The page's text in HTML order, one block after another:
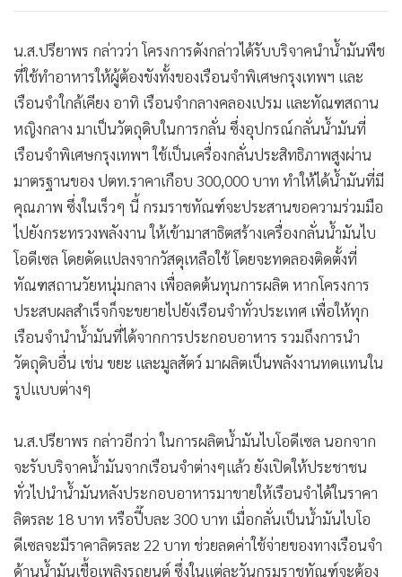
น.ส.ปรียาพร กล่าวว่า โครงการดังกล่าวได้รับบริจาคนำน้ำมันพืช
ที่ใช้ทำอาหารให้ผู้ต้องขังทั้งของเรือนจำพิเศษกรุงเทพฯ และ
เรือนจำใกล้เคียง อาทิ เรือนจำกลางคลองเปรม และทัณฑสถาน
หญิงกลาง มาเป็นวัตถุดิบในการกลั่น ซึ่งอุปกรณ์กลั่นน้ำมันที่
เรือนจำพิเศษกรุงเทพฯ ใช้เป็นเครื่องกลั่นประสิทธิภาพสูงผ่าน
มาตรฐานของ ปตท.ราคาเกือบ 300,000 บาท ทำให้ได้น้ำมันที่มี
คุณภาพ ซึ่งในเร็วๆ นี้ กรมราชทัณฑ์จะประสานขอความร่วมมือ
ไปยังกระทรวงพลังงาน ให้เข้ามาสาธิตสร้างเครื่องกลั่นน้ำมันไบ
โอดีเซล โดยดัดแปลงจากวัสดุเหลือใช้ โดยจะทดลองติดตั้งที่
ทัณฑสถานวัยหนุ่มกลาง เพื่อลดต้นทุนการผลิต หากโครงการ
ประสบผลสำเร็จก็จะขยายไปยังเรือนจำทั่วประเทศ เพื่อให้ทุก
เรือนจำนำน้ำมันที่ได้จากการประกอบอาหาร รวมถึงการนำ
วัตถุดิบอื่น เช่น ขยะ และมูลสัตว์ มาผลิตเป็นพลังงานทดแทนใน
รูปแบบต่างๆ
น.ส.ปรียาพร กล่าวอีกว่า ในการผลิตน้ำมันไบโอดีเซล นอกจาก
จะรับบริจาคน้ำมันจากเรือนจำต่างๆแล้ว ยังเปิดให้ประชาชน
ทั่วไปนำน้ำมันหลังประกอบอาหารมาขายให้เรือนจำได้ในราคา
ลิตรละ 18 บาท หรือปี๊บละ 300 บาท เมื่อกลั่นเป็นน้ำมันไบโอ
ดีเซลจะมีราคาลิตรละ 22 บาท ช่วยลดค่าใช้จ่ายของทางเรือนจำ
ด้านน้ำมันเชื้อเพลิงรถยนต์ ซึ่งในแต่ละวันกรมราชทัณฑ์จะต้อง